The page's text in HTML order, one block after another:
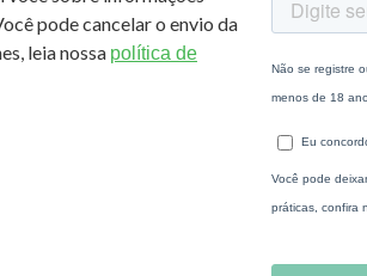
pode cancelar o envio da
leia nossa política de